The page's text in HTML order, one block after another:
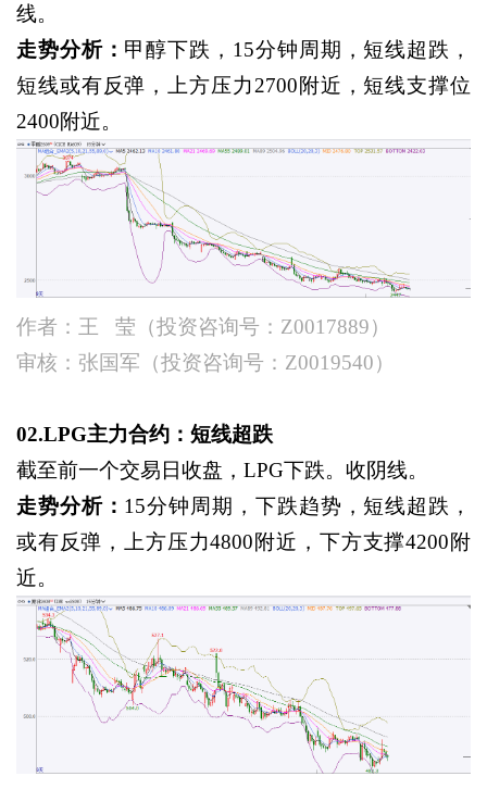
线。
走势分析： 甲醇下跌， 15分钟周期，短线超跌，
短线或有反弹，上方压力2700附近，短线支撑位
2400附近。
作者：王
莹（投资咨询号：Z0017889）
审核：张国军（投资咨询号： Z0019540）
02.LPG主力合约：短线超跌
截至前一个交易日收盘， LPG下跌。收阴线。
走势分析： 15分钟周期，下跌趋势，短线超跌，
或有反弹，上方压力4800附近，下方支撑4200附
近。